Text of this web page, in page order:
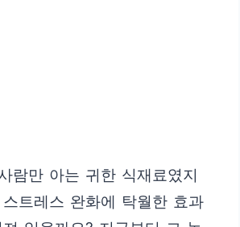
람만 아는 귀한 식재료였지
트레스 완화에 탁월한 효과